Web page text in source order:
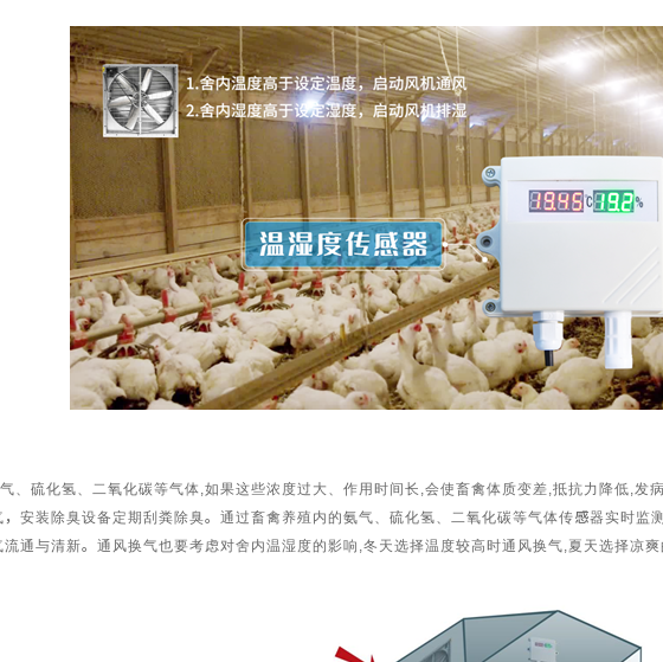
硫化氢、二氧化碳等气体,如果这些浓度过大、作用时间长,会使畜禽体质变差,抵抗力降低,发
安装除臭设备定期刮粪除臭。通过畜禽养殖内的氨气、硫化氢、二氧化碳等气体传感器实时监
通与清新。通风换气也要考虑对舍内温湿度的影响,冬天选择温度较高时通风换气,夏天选择凉